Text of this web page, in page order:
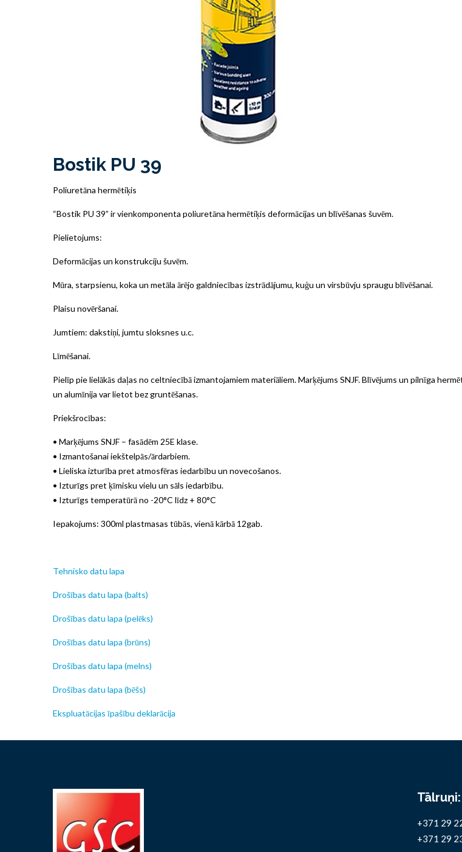
Bostik PU 39
Poliuretāna hermētiķis
“Bostik PU 39” ir vienkomponenta poliuretāna hermētiķis deformācijas un blīvēšanas šuvēm.
Pielietojums:
Deformācijas un konstrukciju šuvēm.
Mūra, starpsienu, koka un metāla ārējo galdniecības izstrādājumu, kuģu un virsbūvju spraugu blīvēšanai.
Plaisu novēršanai.
Jumtiem: dakstiņi, jumtu sloksnes u.c.
Līmēšanai.
Pielīp pie lielākās daļas no celtniecībā izmantojamiem materiāliem. Marķējums SNJF. Blīvējums un pilnīga
un alumīnija var lietot bez gruntēšanas.
Priekšrocības:
• Marķējums SNJF – fasādēm 25E klase.
• Izmantošanai iekštelpās/ārdarbiem.
• Lieliska izturība pret atmosfēras iedarbību un novecošanos.
• Izturīgs pret ķīmisku vielu un sāls iedarbību.
• Izturīgs temperatūrā no -20°C līdz + 80°C
Iepakojums: 300ml plastmasas tūbās, vienā kārbā 12gab.
Tehnisko datu lapa
Drošības datu lapa (balts)
Drošības datu lapa (pelēks)
Drošības datu lapa (brūns)
Drošības datu lapa (melns)
Drošības datu lapa (bēšs)
Ekspluatācijas īpašību deklarācija
Tālruņi:
+371 29
+371 29